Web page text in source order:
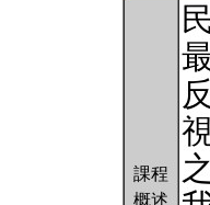
課程
概述